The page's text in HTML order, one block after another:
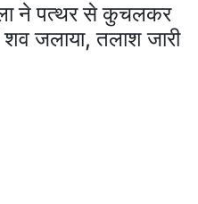
ने पत्थर से कुचलकर
जलाया, तलाश जारी